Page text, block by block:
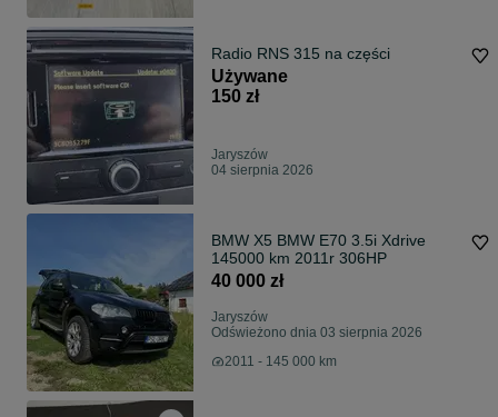
Radio RNS 315 na części
Używane
150 zł
Jaryszów
04 sierpnia 2026
BMW X5 BMW E70 3.5i Xdrive
145000 km 2011r 306HP
40 000 zł
Jaryszów
Odświeżono dnia 03 sierpnia 2026
2011 - 145 000 km